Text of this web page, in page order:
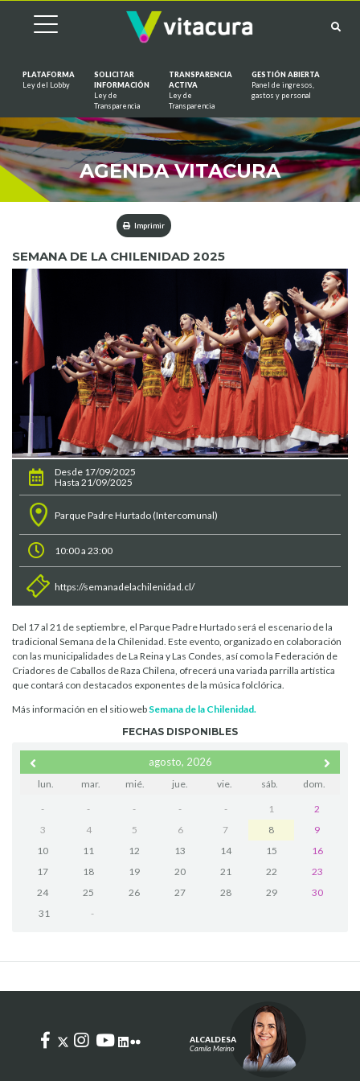
PLATAFORMA
Ley del Lobby
SOLICITAR
INFORMACIÓN
Ley de
Transparencia
TRANSPARENCIA
ACTIVA
Ley de
Transparencia
GESTIÓN ABIERTA
Panel de ingresos,
gastos y personal
AGENDA VITACURA
Imprimir
SEMANA DE LA CHILENIDAD 2025
Desde 17/09/2025
Hasta 21/09/2025
Parque Padre Hurtado (Intercomunal)
10:00 a 23:00
https://semanadelachilenidad.cl/
Del 17 al 21 de septiembre, el Parque Padre Hurtado será el escenario de la
tradicional Semana de la Chilenidad. Este evento, organizado en colaboración
con las municipalidades de La Reina y Las Condes, así como la Federación de
Criadores de Caballos de Raza Chilena, ofrecerá una variada parrilla artística
que contará con destacados exponentes de la música folclórica.
Más información en el sitio web Semana de la Chilenidad.
FECHAS DISPONIBLES
agosto, 2026
lun. mar. mié. jue. vie. sáb. dom.
- - - - - 1
2
3
4 5 6 7 8
9
10
11 12 13 14 15
16
17
18 19 20 21 22
23
24
25 26 27 28 29
30
31
-
ALCALDESA
Camila Merino